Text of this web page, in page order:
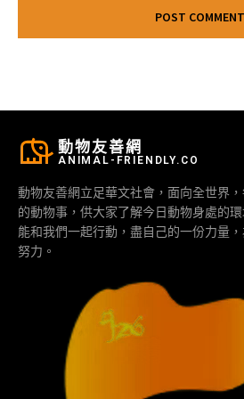
動物友善網
ANIMAL-FRIENDLY.CO
動物友善網立足華文社會，面向全世界
的動物事，供大家了解今日動物身處的
能和我們一起行動，盡自己的一份力量
努力。